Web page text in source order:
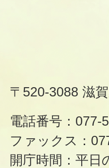
〒520-3088 滋
電話番号：077-
ファックス：
開庁時間：平日